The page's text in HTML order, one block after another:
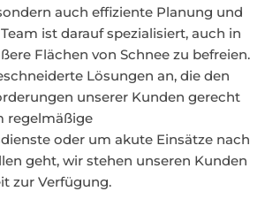
auch effiziente Planung und
ist darauf spezialisiert, auch in
Flächen von Schnee zu befreien.
Lösungen an, die den
unserer Kunden gerecht
regelmäßige
oder um akute Einsätze nach
geht, wir stehen unseren Kunden
zur Verfügung.